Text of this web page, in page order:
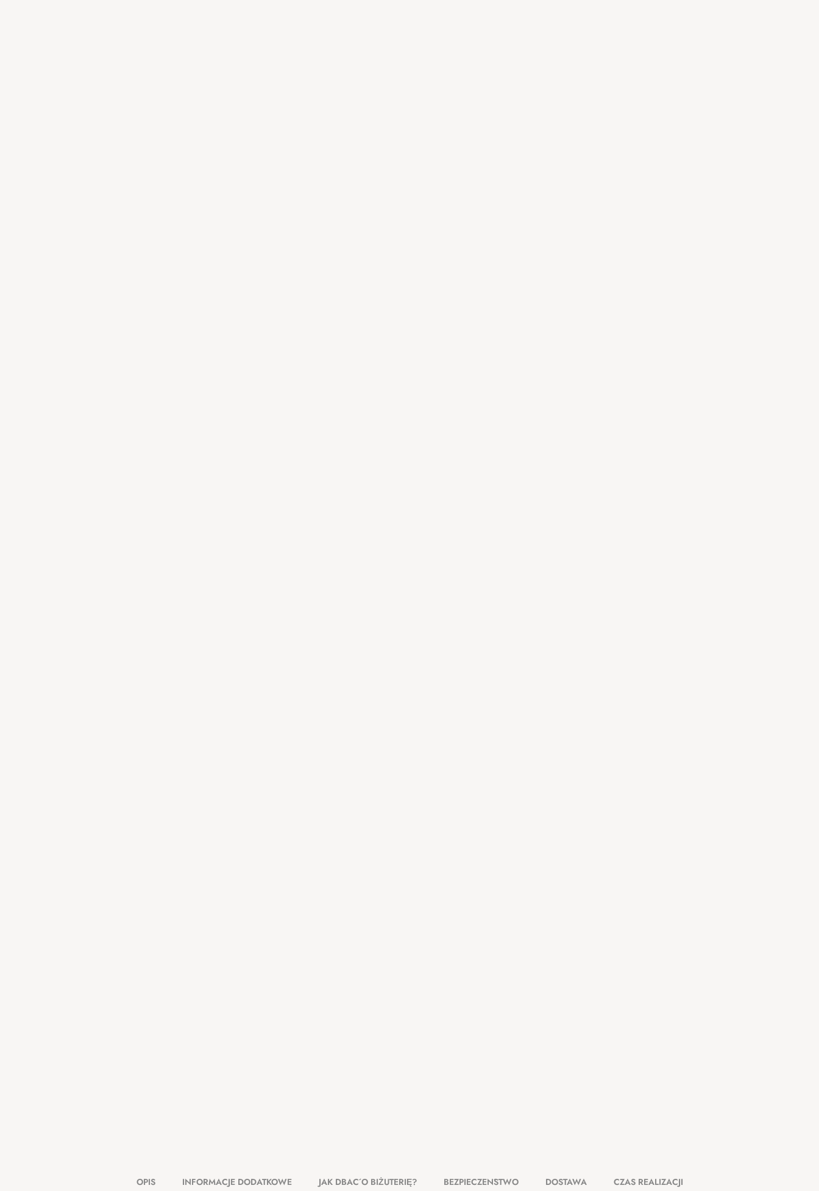
OPIS INFORMACJE DODATKOWE JAK DBAĆ O BIŻUTERIĘ? BEZPIECZEŃSTWO DOSTAWA CZAS REALIZACJI